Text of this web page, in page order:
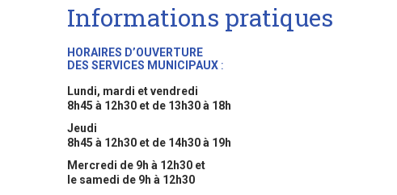
Informations pratiques
HORAIRES D’OUVERTURE
DES SERVICES MUNICIPAUX :
Lundi, mardi et vendredi
8h45 à 12h30 et de 13h30 à 18h
Jeudi
8h45 à 12h30 et de 14h30 à 19h
Mercredi de 9h à 12h30 et
le samedi de 9h à 12h30